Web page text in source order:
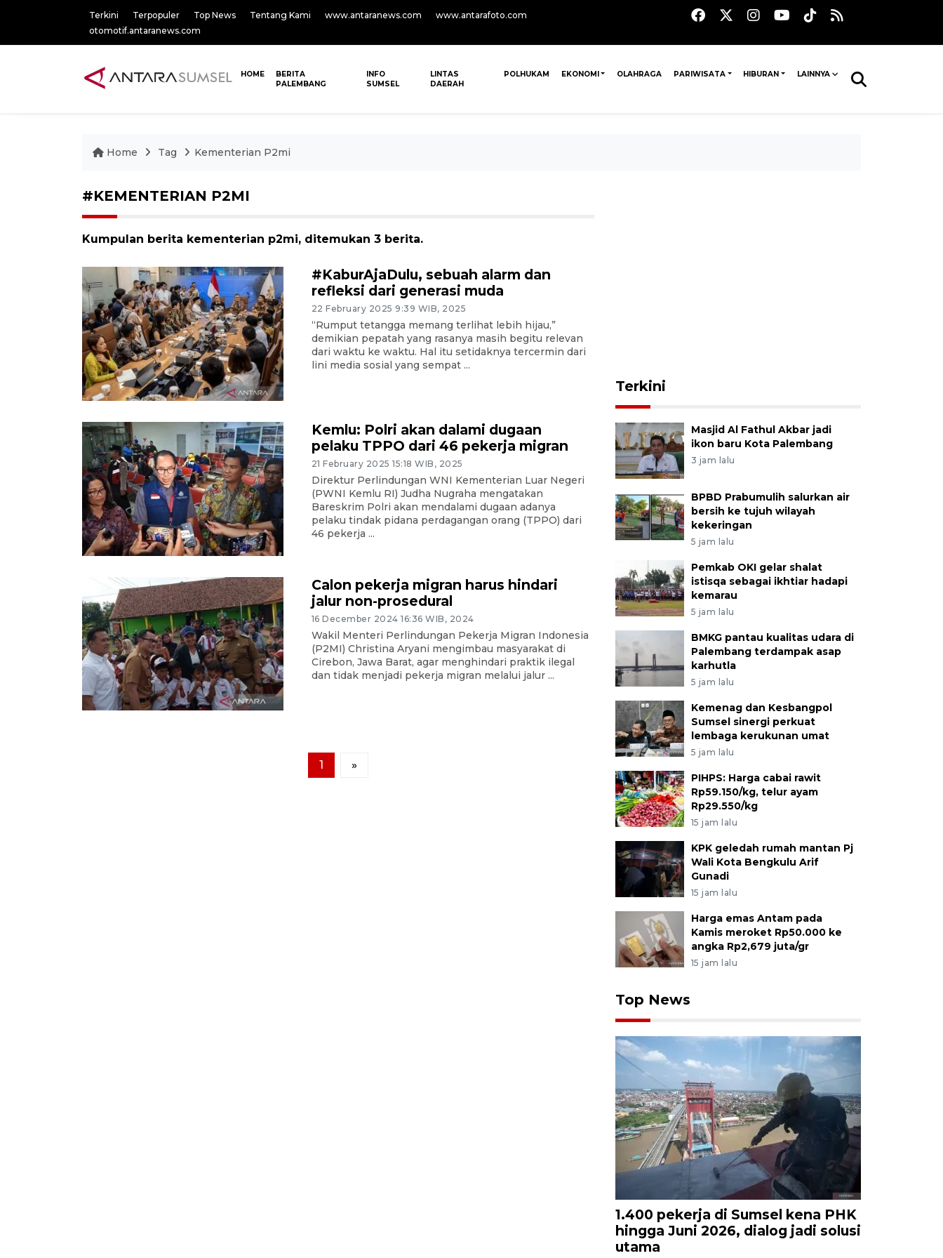
Terkini Terpopuler Top News Tentang Kami www.antaranews.com
www.antarafoto.com
otomotif.antaranews.com
HOME
BERITA
PALEMBANG
INFO
SUMSEL
LINTAS
DAERAH
POLHUKAM EKONOMI OLAHRAGA PARIWISATA HIBURAN LAINNYA
Home Tag Kementerian P2mi
#KEMENTERIAN P2MI
Kumpulan berita kementerian p2mi, ditemukan 3 berita.
#KaburAjaDulu, sebuah alarm dan
refleksi dari generasi muda
22 February 2025 9:39 WIB, 2025
“Rumput tetangga memang terlihat lebih hijau,”
demikian pepatah yang rasanya masih begitu relevan
dari waktu ke waktu. Hal itu setidaknya tercermin dari
lini media sosial yang sempat ...
Kemlu: Polri akan dalami dugaan
pelaku TPPO dari 46 pekerja migran
21 February 2025 15:18 WIB, 2025
Direktur Perlindungan WNI Kementerian Luar Negeri
(PWNI Kemlu RI) Judha Nugraha mengatakan
Bareskrim Polri akan mendalami dugaan adanya
pelaku tindak pidana perdagangan orang (TPPO) dari
46 pekerja ...
Calon pekerja migran harus hindari
jalur non-prosedural
16 December 2024 16:36 WIB, 2024
Wakil Menteri Perlindungan Pekerja Migran Indonesia
(P2MI) Christina Aryani mengimbau masyarakat di
Cirebon, Jawa Barat, agar menghindari praktik ilegal
dan tidak menjadi pekerja migran melalui jalur ...
1 »
Terkini
Masjid Al Fathul Akbar jadi
ikon baru Kota Palembang
3 jam lalu
BPBD Prabumulih salurkan air
bersih ke tujuh wilayah
kekeringan
5 jam lalu
Pemkab OKI gelar shalat
istisqa sebagai ikhtiar hadapi
kemarau
5 jam lalu
BMKG pantau kualitas udara di
Palembang terdampak asap
karhutla
5 jam lalu
Kemenag dan Kesbangpol
Sumsel sinergi perkuat
lembaga kerukunan umat
5 jam lalu
PIHPS: Harga cabai rawit
Rp59.150/kg, telur ayam
Rp29.550/kg
15 jam lalu
KPK geledah rumah mantan Pj
Wali Kota Bengkulu Arif
Gunadi
15 jam lalu
Harga emas Antam pada
Kamis meroket Rp50.000 ke
angka Rp2,679 juta/gr
15 jam lalu
Top News
1.400 pekerja di Sumsel kena PHK
hingga Juni 2026, dialog jadi solusi
utama